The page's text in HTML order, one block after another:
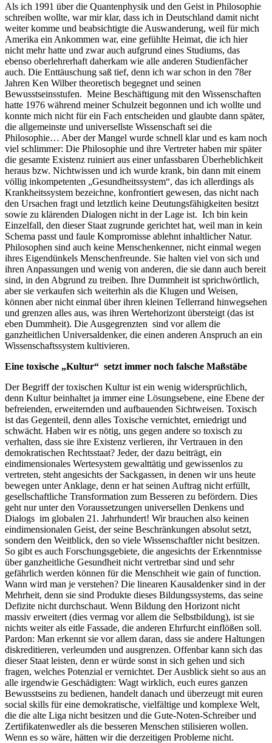
Als ich 1991 über die Quantenphysik und den Geist in Philosophie
schreiben wollte, war mir klar, dass ich in Deutschland damit nicht
weiter komme und beabsichtigte die Auswanderung, weil für mich
Amerika ein Ankommen war, eine gefühlte Heimat, die ich hier
nicht mehr hatte und zwar auch aufgrund eines Studiums, das
ebenso oberlehrerhaft daherkam wie alle anderen Studienfächer
auch. Die Enttäuschung saß tief, denn ich war schon in den 78er
Jahren Ken Wilber theoretisch begegnet und seinen
Bewusstseinsstufen. Meine Beschäftigung mit den Wissenschaften
hatte 1976 während meiner Schulzeit begonnen und ich wollte und
konnte mich nicht für ein Fach entscheiden und glaubte dann später,
die allgemeinste und universellste Wissenschaft sei die
Philosophie… Aber der Mangel wurde schnell klar und es kam noch
viel schlimmer: Die Philosophie und ihre Vertreter haben mir später
die gesamte Existenz ruiniert aus einer unfassbaren Überheblichkeit
heraus bzw. Nichtwissen und ich wurde krank, bin dann mit einem
völlig inkompetenten „Gesundheitssystem“, das ich allerdings als
Krankheitssystem bezeichne, konfrontiert gewesen, das nicht nach
den Ursachen fragt und letztlich keine Deutungsfähigkeiten besitzt
sowie zu klärenden Dialogen nicht in der Lage ist. Ich bin kein
Einzelfall, den dieser Staat zugrunde gerichtet hat, weil man in kein
Schema passt und faule Kompromisse ablehnt inhaltlicher Natur.
Philosophen sind auch keine Menschenkenner, nicht einmal wegen
ihres Eigendünkels Menschenfreunde. Sie halten viel von sich und
ihren Anpassungen und wenig von anderen, die sie dann auch bereit
sind, in den Abgrund zu treiben. Ihre Dummheit ist sprichwörtlich,
aber sie verkaufen sich weiterhin als die Klugen und Weisen,
können aber nicht einmal über ihren kleinen Tellerrand hinwegsehen
und grenzen alles aus, was ihren Wertehorizont übersteigt (das ist
eben Dummheit). Die Ausgegrenzten sind vor allem die
ganzheitlichen Universaldenker, die einen anderen Anspruch an ein
Wissenschaftssystem kultivieren.
Eine toxische „Kultur“ setzt immer noch falsche Maßstäbe
Der Begriff der toxischen Kultur ist ein wenig widersprüchlich,
denn Kultur beinhaltet ja immer eine Lösungsebene, eine Ebene der
befreienden, erweiternden und aufbauenden Sichtweisen. Toxisch
ist das Gegenteil, denn alles Toxische vernichtet, erniedrigt und
schwächt. Haben wir es nötig, uns gegen andere so toxisch zu
verhalten, dass sie ihre Existenz verlieren, ihr Vertrauen in den
demokratischen Rechtsstaat? Jeder, der dazu beiträgt, ein
eindimensionales Wertesystem gewalttätig und gewissenlos zu
vertreten, steht angesichts der Sackgassen, in denen wir uns heute
bewegen unter Anklage, denn er hat seinen Auftrag nicht erfüllt,
gesellschaftliche Transformation zum Besseren zu befördern. Dies
geht nur unter den Voraussetzungen universellen Denkens und
Dialogs im globalen 21. Jahrhundert! Wir brauchen also keinen
eindimensionalen Geist, der seine Beschränkungen absolut setzt,
sondern den Weitblick, den so viele Wissenschaftler nicht besitzen.
So gibt es auch Forschungsgebiete, die angesichts der Erkenntnisse
über ganzheitliche Gesundheit nicht vertretbar sind und sehr
gefährlich werden können für die Menschheit wie gain of function.
Wann wird man je verstehen? Die linearen Kausaldenker sind in der
Mehrheit, denn sie sind Produkte dieses Bildungssystems, das seine
Defizite nicht durchschaut. Wenn Bildung den Horizont nicht
massiv erweitert (dies vermag vor allem die Selbstbildung), ist sie
nichts weiter als eitle Fassade, die anderen Ehrfurcht einflößen soll.
Pardon: Man erkennt sie vor allem daran, dass sie andere Haltungen
diskreditieren, verleumden und ausgrenzen. Offenbar kann sich das
dieser Staat leisten, denn er würde sonst in sich gehen und sich
fragen, welches Potenzial er vernichtet. Der Ausblick sieht so aus an
alle irgendwie Geschädigten: Wagt wirklich, euch eures ganzen
Bewusstseins zu bedienen, handelt danach und überzeugt mit euren
social skills für eine demokratische, vielfältige und komplexe Welt,
die die alte Liga nicht besitzen und die Gute-Noten-Schreiber und
Zertifikatenwedler als die besseren Menschen stilisieren wollen.
Wenn es so wäre, hätten wir die derzeitigen Probleme nicht.